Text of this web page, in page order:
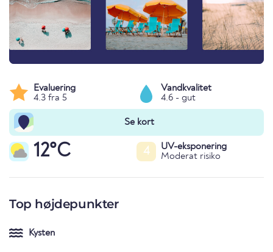
Evaluering
4.3 fra 5
Vandkvalitet
4.6 - gut
Se kort
12°C 4
UV-eksponering
Moderat risiko
Top højdepunkter
Kysten